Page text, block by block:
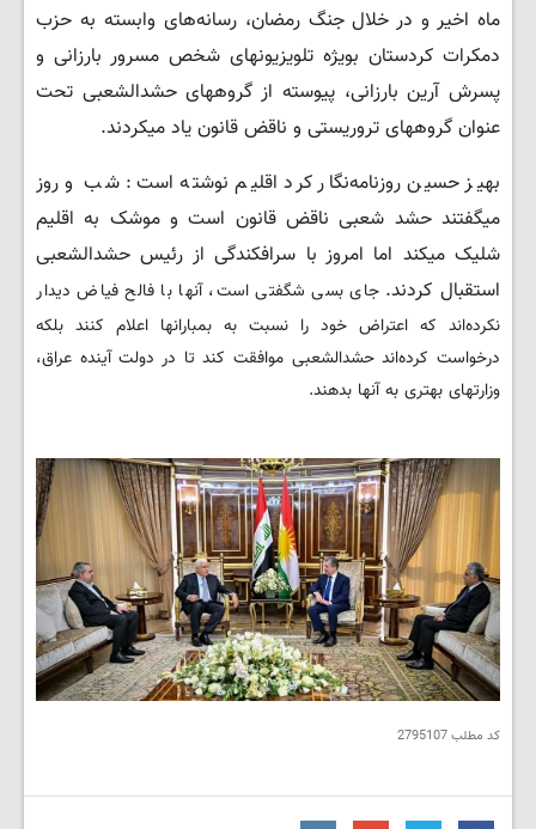
ماه اخیر و در خلال جنگ رمضان، رسانەهای وابسته به حزب
دمکرات کردستان بویژه تلویزیونهای شخص مسرور بارزانی و
پسرش آرین بارزانی، پیوسته از گروههای حشدالشعبی تحت
عنوان گروههای تروریستی و ناقض قانون یاد میکردند.
بهیز حسین روزنامەنگار کرد اقلیم نوشته است: شب و روز
میگفتند حشد شعبی ناقض قانون است و موشک به اقلیم
شلیک میکند اما امروز با سرافکندگی از رئیس حشدالشعبی
استقبال کردند. جای بسی شگفتی است، آنها با فالح فیاض دیدار
نکردەاند که اعتراض خود را نسبت به بمبارانها اعلام کنند بلکه
درخواست کردەاند حشدالشعبی موافقت کند تا در دولت آینده عراق،
وزارتهای بهتری به آنها بدهند.
کد مطلب2795107